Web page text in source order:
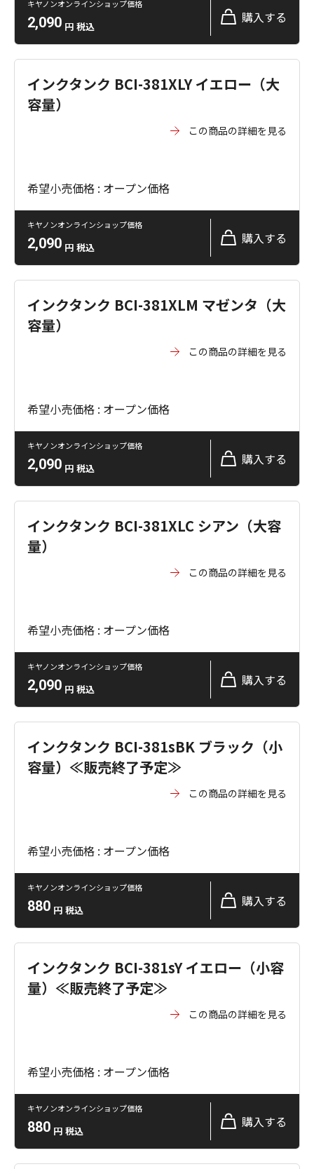
キヤノンオンラインショップ価格
2,090 円 税込
購入する
インクタンク BCI-381XLY イエロー（大
容量）
この商品の詳細を見る
希望小売価格 : オープン価格
キヤノンオンラインショップ価格
2,090 円 税込
購入する
インクタンク BCI-381XLM マゼンタ（大
容量）
この商品の詳細を見る
希望小売価格 : オープン価格
キヤノンオンラインショップ価格
2,090 円 税込
購入する
インクタンク BCI-381XLC シアン（大容
量）
この商品の詳細を見る
希望小売価格 : オープン価格
キヤノンオンラインショップ価格
2,090 円 税込
購入する
インクタンク BCI-381sBK ブラック（小
容量）≪販売終了予定≫
この商品の詳細を見る
希望小売価格 : オープン価格
キヤノンオンラインショップ価格
880 円 税込
購入する
インクタンク BCI-381sY イエロー（小容
量）≪販売終了予定≫
この商品の詳細を見る
希望小売価格 : オープン価格
キヤノンオンラインショップ価格
880 円 税込
購入する